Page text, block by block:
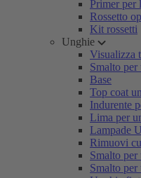
Primer per
Rossetto
Kit rossetti
Unghie
Visualizza
Smalto per
Base
Top coat
Indurente
Lima per
Lampade
Rimuovi
Smalto per
Smalto